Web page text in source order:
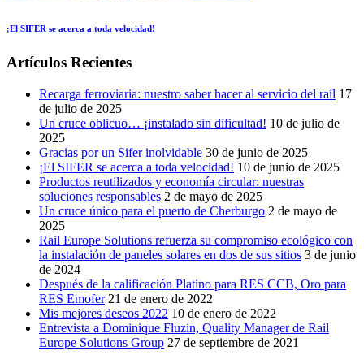
¡El SIFER se acerca a toda velocidad!
Artículos Recientes
Recarga ferroviaria: nuestro saber hacer al servicio del raíl 17
de julio de 2025
Un cruce oblicuo… ¡instalado sin dificultad! 10 de julio de
2025
Gracias por un Sifer inolvidable 30 de junio de 2025
¡El SIFER se acerca a toda velocidad! 10 de junio de 2025
Productos reutilizados y economía circular: nuestras
soluciones responsables 2 de mayo de 2025
Un cruce único para el puerto de Cherburgo 2 de mayo de
2025
Rail Europe Solutions refuerza su compromiso ecológico con
la instalación de paneles solares en dos de sus sitios 3 de junio
de 2024
Después de la calificación Platino para RES CCB, Oro para
RES Emofer 21 de enero de 2022
Mis mejores deseos 2022 10 de enero de 2022
Entrevista a Dominique Fluzin, Quality Manager de Rail
Europe Solutions Group 27 de septiembre de 2021